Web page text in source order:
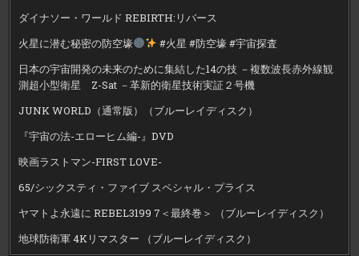
ダイナソー・ワールド REBIRTH:リバース
火星に潜む秘密の防空壕
#火星 #防空壕 #宇宙探査
日本の宇宙開発の未来のために集結した14の技 －複数波長赤外線観
測超小型衛星 Z-Sat －革新的衛星技術実証２号機
JUNK WORLD（通常版）（ブルーレイディスク）
『宇宙の法-エローヒム編-』DVD
映画ラストマン-FIRST LOVE-
65/シックスティ・ファイブ スペシャル・プライス
ヤマトよ永遠に REBEL3199 7＜最終巻＞ （ブルーレイディスク）
地球防衛軍 4Kリマスター （ブルーレイディスク）